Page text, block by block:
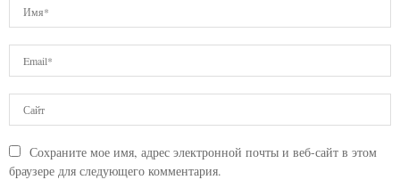
Сохраните мое имя, адрес электронной почты и веб-сайт в этом
браузере для следующего комментария.